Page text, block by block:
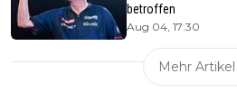
betroffen
Aug 04, 17:30
Mehr Artikel